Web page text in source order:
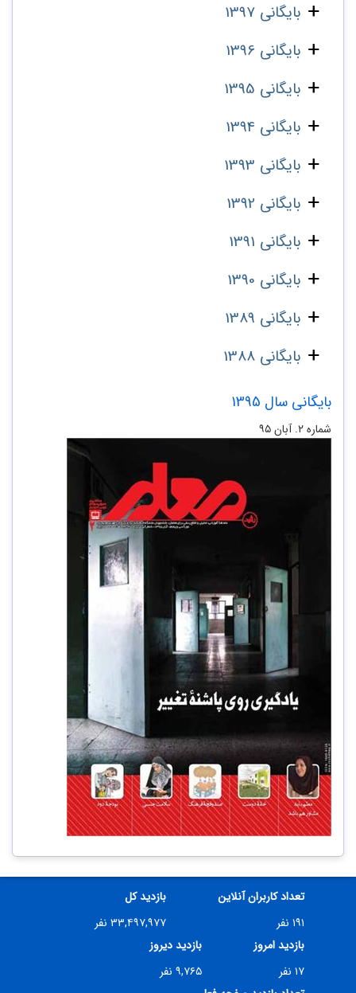
بایگانی 1397
بایگانی 1396
بایگانی 1395
بایگانی 1394
بایگانی 1393
بایگانی 1392
بایگانی 1391
بایگانی 1390
بایگانی 1389
بایگانی 1388
بایگانی سال 1395
شماره ۲. آبان ۹۵
تعداد کاربران آنلاین
۱۹۱ نفر
بازدید کل
۳۳,۴۹۷,۹۷۷ نفر
بازدید امروز
۱۷ نفر
بازدید دیروز
۹,۷۶۵ نفر